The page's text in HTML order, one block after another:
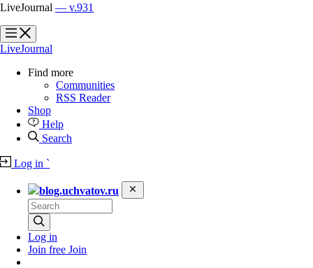
LiveJournal — v.931
?
?
LiveJournal
Find more
Communities
RSS Reader
Shop
Help
Search
Log in `
blog.uchvatov.ru
Log in
Join free Join